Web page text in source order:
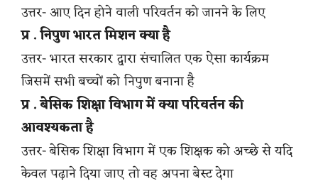
उत्तर- आए दिन होने वाली परिवर्तन को जानने के लिए
प्र . निपुण भारत मिशन क्या है
उत्तर- भारत सरकार द्वारा संचालित एक ऐसा कार्यक्रम
जिसमें सभी बच्चों को निपुण बनाना है
प्र . बेसिक शिक्षा विभाग में क्या परिवर्तन की
आवश्यकता है
उत्तर- बेसिक शिक्षा विभाग में एक शिक्षक को अच्छे से यदि
केवल पढ़ाने दिया जाए तो वह अपना बेस्ट देगा